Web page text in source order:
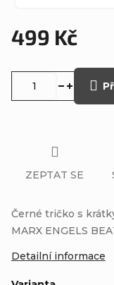
499 Kč
Černé tričko s
MARX ENGELS
Detailní informace
ZEPTAT SE